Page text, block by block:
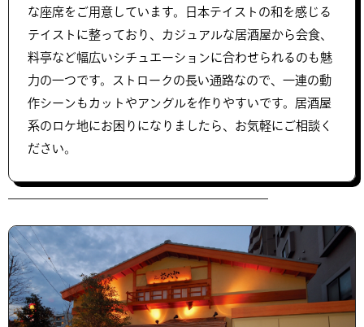
な座席をご用意しています。日本テイストの和を感じる
テイストに整っており、カジュアルな居酒屋から会食、
料亭など幅広いシチュエーションに合わせられるのも魅
力の一つです。ストロークの長い通路なので、一連の動
作シーンもカットやアングルを作りやすいです。居酒屋
系のロケ地にお困りになりましたら、お気軽にご相談く
ださい。